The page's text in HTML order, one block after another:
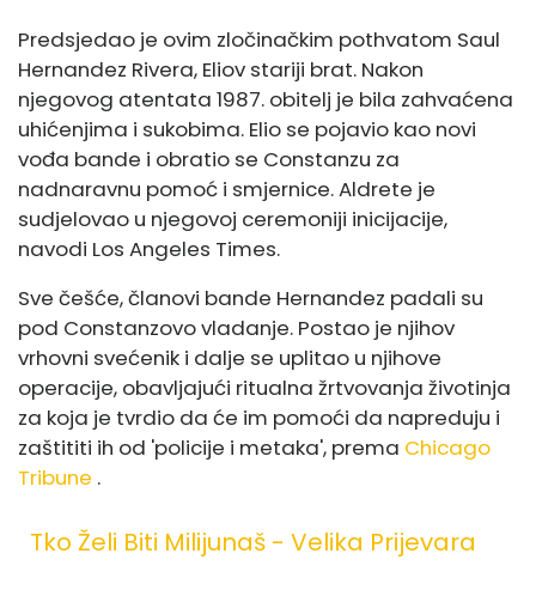
Predsjedao je ovim zločinačkim pothvatom Saul
Hernandez Rivera, Eliov stariji brat. Nakon
njegovog atentata 1987. obitelj je bila zahvaćena
uhićenjima i sukobima. Elio se pojavio kao novi
vođa bande i obratio se Constanzu za
nadnaravnu pomoć i smjernice. Aldrete je
sudjelovao u njegovoj ceremoniji inicijacije,
navodi Los Angeles Times.
Sve češće, članovi bande Hernandez padali su
pod Constanzovo vladanje. Postao je njihov
vrhovni svećenik i dalje se uplitao u njihove
operacije, obavljajući ritualna žrtvovanja životinja
za koja je tvrdio da će im pomoći da napreduju i
zaštititi ih od 'policije i metaka', prema Chicago
Tribune .
Tko Želi Biti Milijunaš - Velika Prijevara